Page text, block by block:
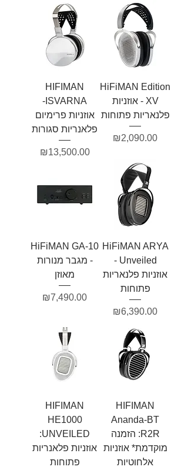
HiFiMAN Edition
XV - אוזניות
פלנאריות פתוחות
מחיר
₪2,090.00
HIFIMAN
ISVARNA-
אוזניות פרימיום
פלאנריות סגורות
מחיר
₪13,500.00
HiFiMAN ARYA
Unveiled -
אוזניות פלנאריות
פתוחות
מחיר
₪6,390.00
HiFiMAN GA-10
- מגבר מנורות
מאוזן
מחיר
₪7,490.00
HIFIMAN
Ananda-BT
R2R: הזמנה
מוקדמת* אוזניות
אלחוטיות
HIFIMAN
HE1000
UNVEILED:
אוזניות פלאנריות
פתוחות